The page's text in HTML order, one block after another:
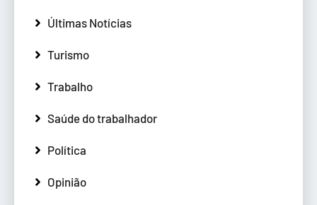
Últimas Notícias
Turismo
Trabalho
Saúde do trabalhador
Política
Opinião